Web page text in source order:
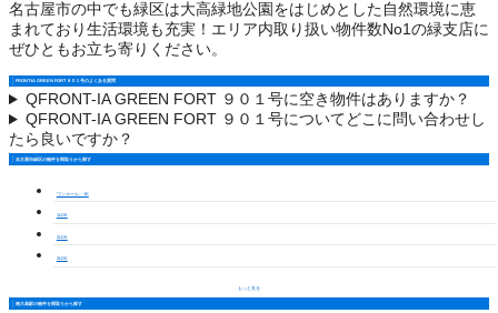
名古屋市の中でも緑区は大高緑地公園をはじめとした自然環境に恵
まれており生活環境も充実！エリア内取り扱い物件数No1の緑支店に
ぜひともお立ち寄りください。
FRONT-IA GREEN FORT ９０１号のよくある質問
QFRONT-IA GREEN FORT ９０１号に空き物件はありますか？
QFRONT-IA GREEN FORT ９０１号についてどこに問い合わせし
たら良いですか？
名古屋市緑区の物件を間取りから探す
ワンルーム・1K
1LDK
2LDK
3LDK
もっと見る
南大高駅の物件を間取りから探す